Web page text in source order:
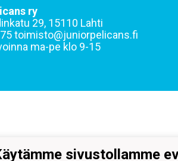
ry
29, 15110 Lahti
toimisto@juniorpelicans.fi
ma-pe klo 9-15
sivustollamme